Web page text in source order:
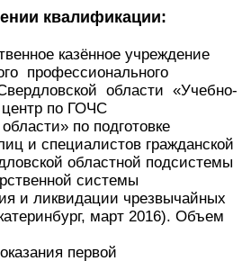
квалификации:
казённое учреждение
профессионального
области «Учебно-
по ГОЧС
по подготовке
и специалистов гражданской
областной подсистемы
системы
и ликвидации чрезвычайных
март 2016). Объем
первой